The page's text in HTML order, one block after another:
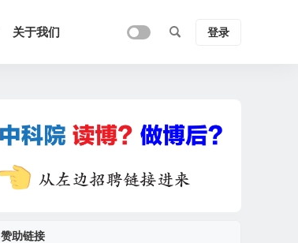
关于我们 登录
赞助链接